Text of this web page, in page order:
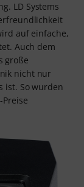
LD Systems
auf einfache,
Auch dem
große
nicht nur
ist. So wurden